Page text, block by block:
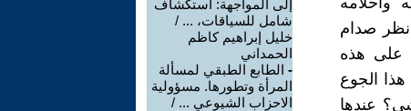
نظر صدام
على هذه
الجوع
عندها
إلى المواجهة: استكشاف
شامل للسياقات، ... /
خليل إبراهيم كاظم
الحمداني
- الطابع الطبقي لمسألة
المرأة وتطورها. مسؤولية
الاحزاب الشيوعي ... /